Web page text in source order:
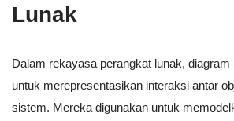
Lunak
Dalam rekayasa perangkat lunak, diagram
untuk merepresentasikan interaksi antar
sistem. Mereka digunakan untuk